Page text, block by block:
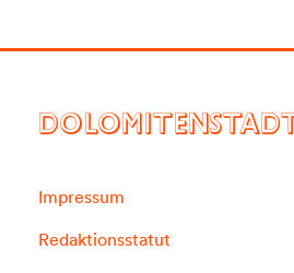
DOLOMITENSTADT
Impressum
Redaktionsstatut